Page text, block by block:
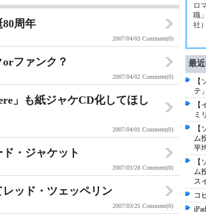
周年
2007/04/03 Comment(0)
ファンク？
2007/04/02 Comment(0)
」も紙ジャケCD化してほし
2007/04/01 Comment(0)
・ジャケット
2007/03/28 Comment(0)
ッド・ツェッペリン
2007/03/25 Comment(0)
ロ
職
社
最
テ
ミ
ム
平
ム
ス
コ